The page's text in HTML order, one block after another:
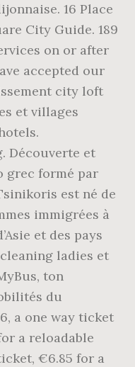
16 Place
City Guide. 189
on or after
accepted our
city loft
et villages
Découverte et
grec formé par
est né de
immigrées à
et des pays
cleaning ladies et
ton
du
a one way ticket
a reloadable
€6.85 for a